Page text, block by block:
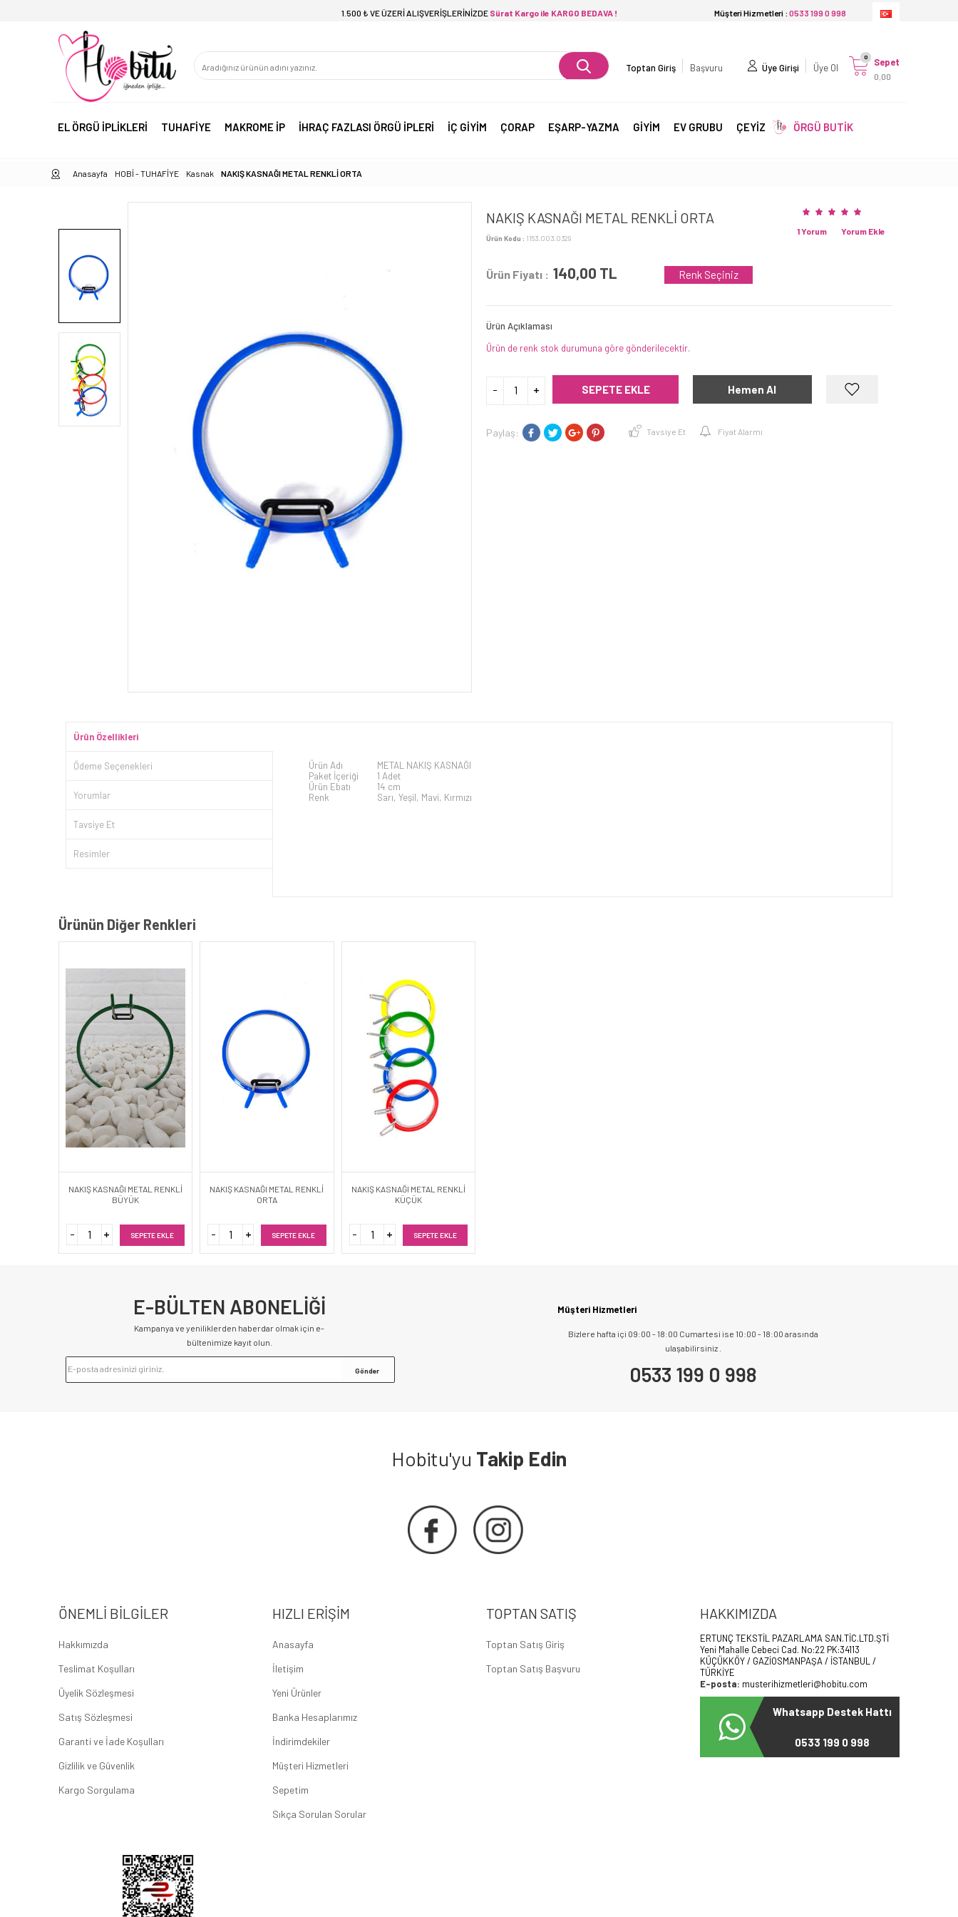
1.500 ₺ VE ÜZERİ ALIŞVERİŞLERİNİZDE Sürat Kargo ile KARGO BEDAVA ! Müşteri Hizmetleri : 0533 199 0 998
Başvuru
Toptan Giriş Üye Girişi Üye Ol Sepet
0,00
0
EL ÖRGÜ İPLİKLERİ TUHAFİYE MAKROME İP İHRAÇ FAZLASI ÖRGÜ İPLERİ İÇ GİYİM ÇORAP EŞARP-YAZMA GİYİM EV GRUBU ÇEYİZ ÖRGÜ BUTİK
Anasayfa HOBİ - TUHAFİYE Kasnak NAKIŞ KASNAĞI METAL RENKLİ ORTA
NAKIŞ KASNAĞI METAL RENKLİ ORTA
Ürün Kodu : 1153.003.0329
Yorum Ekle
1 Yorum
Ürün Fiyatı : 140,00 TL Renk Seçiniz
Ürün Açıklaması
Ürün de renk stok durumuna göre gönderilecektir.
SEPETE EKLE Hemen Al
Paylaş: Tavsiye Et Fiyat Alarmı
Ürün Özellikleri
Ödeme Seçenekleri
Yorumlar
Tavsiye Et
Resimler
Ürün Adı
METAL NAKIŞ KASNAĞI
Paket İçeriği
1 Adet
Ürün Ebatı
14 cm
Renk
Sarı, Yeşil, Mavi, Kırmızı
Ürünün Diğer Renkleri
NAKIŞ KASNAĞI METAL RENKLİ
BÜYÜK
SEPETE EKLE
NAKIŞ KASNAĞI METAL RENKLİ
ORTA
SEPETE EKLE
NAKIŞ KASNAĞI METAL RENKLİ
KÜÇÜK
SEPETE EKLE
E-BÜLTEN ABONELİĞİ
Kampanya ve yeniliklerden haberdar olmak için e-
bültenimize kayıt olun.
Müşteri Hizmetleri
Bizlere hafta içi 09:00 - 18:00 Cumartesi ise 10:00 - 18:00 arasında
ulaşabilirsiniz .
0533 199 0 998
Hobitu'yu Takip Edin
ÖNEMLI BILGILER
Hakkımızda
Teslimat Koşulları
Üyelik Sözleşmesi
Satış Sözleşmesi
Garanti ve İade Koşulları
Gizlilik ve Güvenlik
Kargo Sorgulama
HIZLI ERIŞIM
Anasayfa
İletişim
Yeni Ürünler
Banka Hesaplarımız
İndirimdekiler
Müşteri Hizmetleri
Sepetim
Sıkça Sorulan Sorular
TOPTAN SATIŞ
Toptan Satış Giriş
Toptan Satış Başvuru
HAKKIMIZDA
ERTUNÇ TEKSTİL PAZARLAMA SAN.TİC.LTD.ŞTİ
Yeni Mahalle Cebeci Cad. No:22 PK:34113
KÜÇÜKKÖY / GAZİOSMANPAŞA / İSTANBUL /
TÜRKİYE
E-posta: musterihizmetleri@hobitu.com
Whatsapp Destek Hattı
0533 199 0 998